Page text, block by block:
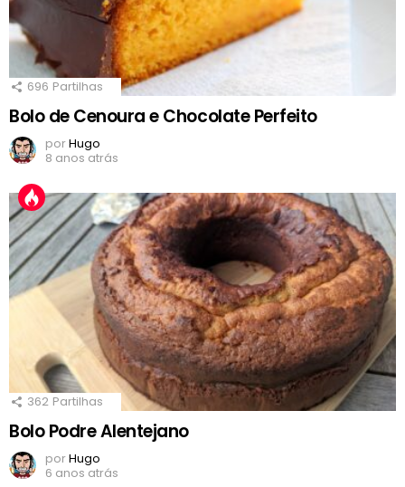
696 Partilhas
Bolo de Cenoura e Chocolate Perfeito
porHugo
8 anos atrás
362 Partilhas
Bolo Podre Alentejano
porHugo
6 anos atrás